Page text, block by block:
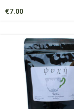
€7.00